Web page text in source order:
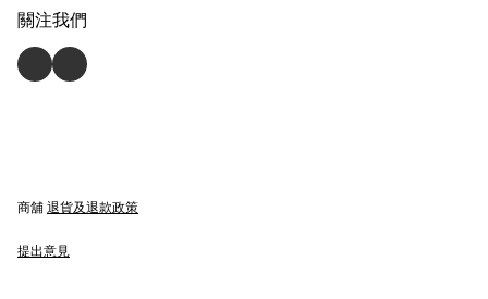
關注我們
商舖 退貨及退款政策
提出意見